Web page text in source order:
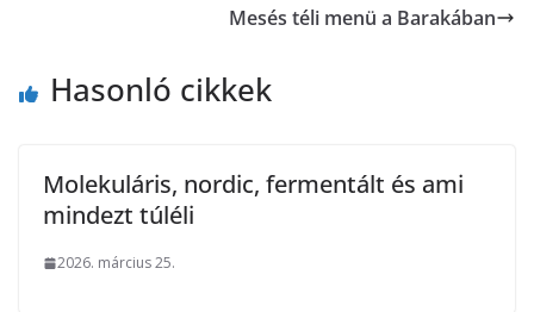
Mesés téli menü a Barakában
Hasonló cikkek
Molekuláris, nordic, fermentált és ami
mindezt túléli
2026. március 25.